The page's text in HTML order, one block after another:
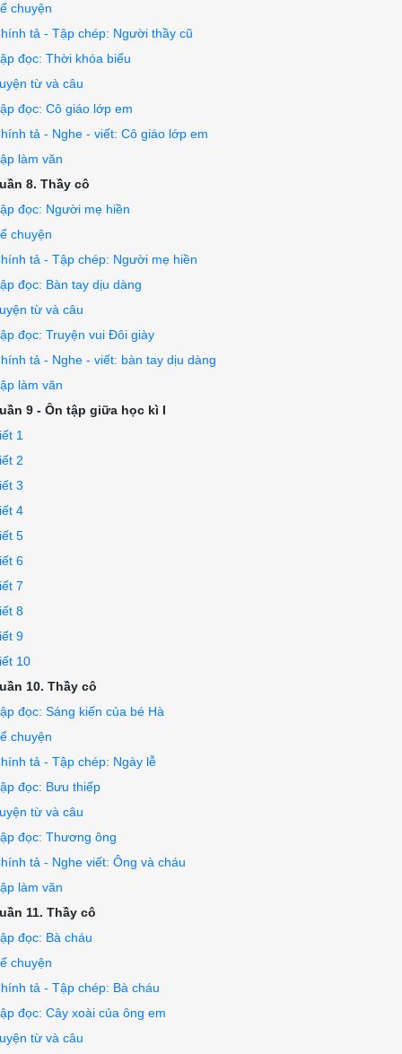
chuyện
tả - Tập chép: Người thầy cũ
đọc: Thời khóa biểu
từ và câu
đọc: Cô giáo lớp em
tả - Nghe - viết: Cô giáo lớp em
làm văn
8. Thầy cô
đọc: Người mẹ hiền
chuyện
tả - Tập chép: Người mẹ hiền
đọc: Bàn tay dịu dàng
từ và câu
đọc: Truyện vui Đôi giày
tả - Nghe - viết: bàn tay dịu dàng
làm văn
9 - Ôn tập giữa học kì I
1
2
3
4
5
6
7
8
9
10
10. Thầy cô
đọc: Sáng kiến của bé Hà
chuyện
tả - Tập chép: Ngày lễ
đọc: Bưu thiếp
từ và câu
đọc: Thương ông
tả - Nghe viết: Ông và cháu
làm văn
11. Thầy cô
đọc: Bà cháu
chuyện
tả - Tập chép: Bà cháu
đọc: Cây xoài của ông em
từ và câu